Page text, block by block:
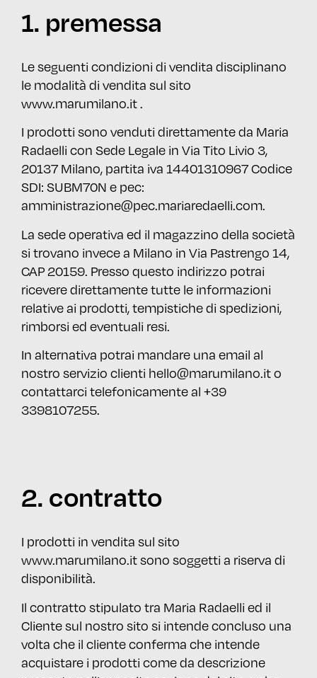
1. premessa
Le seguenti condizioni di vendita disciplinano
le modalità di vendita sul sito
www.marumilano.it .
I prodotti sono venduti direttamente da Maria
Radaelli con Sede Legale in Via Tito Livio 3,
20137 Milano, partita iva 14401310967 Codice
SDI: SUBM70N e pec:
amministrazione@pec.mariaredaelli.com.
La sede operativa ed il magazzino della società
si trovano invece a Milano in Via Pastrengo 14,
CAP 20159. Presso questo indirizzo potrai
ricevere direttamente tutte le informazioni
relative ai prodotti, tempistiche di spedizioni,
rimborsi ed eventuali resi.
In alternativa potrai mandare una email al
nostro servizio clienti hello@marumilano.it o
contattarci telefonicamente al +39
3398107255.
2. contratto
I prodotti in vendita sul sito
www.marumilano.it sono soggetti a riserva di
disponibilità.
Il contratto stipulato tra Maria Radaelli ed il
Cliente sul nostro sito si intende concluso una
volta che il cliente conferma che intende
acquistare i prodotti come da descrizione